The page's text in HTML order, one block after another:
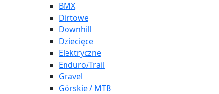
BMX
Dirtowe
Downhill
Dziecięce
Elektryczne
Enduro/Trail
Gravel
Górskie / MTB